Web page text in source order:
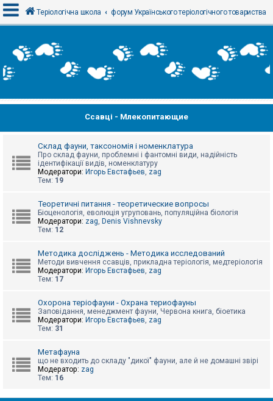
х
і
т
р
а
б
е
д
п
о
е
й
Теріологічна школа форум Українського теріологічного товариства
Ссавці - Млекопитающие
Склад фауни, таксономія і номенклатура
Про склад фауни, проблемні і фантомні види, надійність
ідентифікації видів, номенклатуру
Модератори: Игорь Евстафьев, zag
Тем: 19
Теоретичні питання - теоретические вопросы
Біоценологія, еволюція угруповань, популяційна біологія
Модератори: zag, Denis Vishnevsky
Тем: 12
Методика досліджень - Методика исследований
Методи вивчення ссавців, прикладна теріологія, медтеріологія
Модератори: Игорь Евстафьев, zag
Тем: 17
Охорона теріофауни - Охрана териофауны
Заповідання, менеджмент фауни, Червона книга, біоетика
Модератори: Игорь Евстафьев, zag
Тем: 31
Метафауна
що не входить до складу "дикої" фауни, але й не домашні звірі
Модератор: zag
Тем: 16